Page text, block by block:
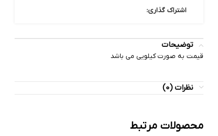
اشتراک گذاری:
توضیحات
قیمت به صورت کیلویی می باشد
نظرات (0)
محصولات مرتبط